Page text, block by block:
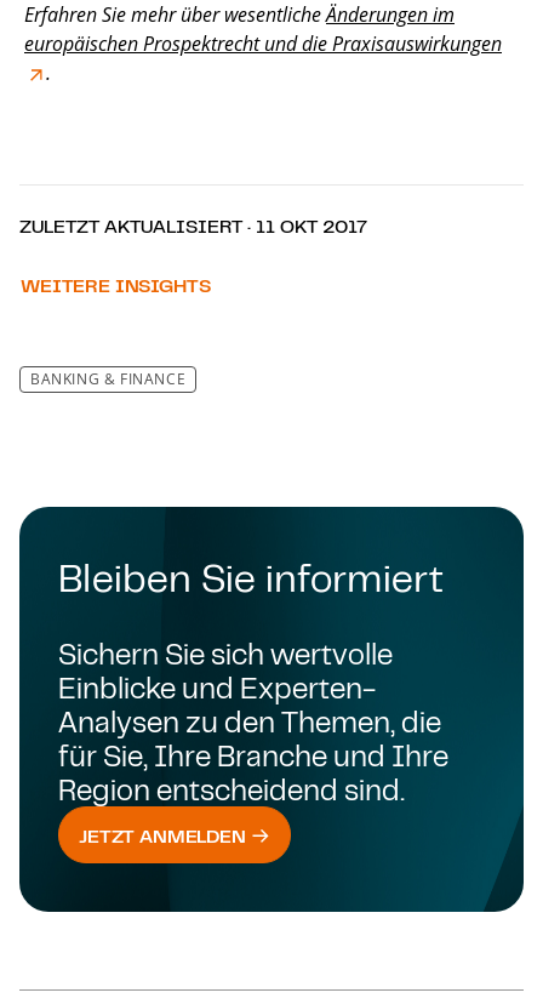
Erfahren Sie mehr über wesentlicheÄnderungen im
europäischen Prospektrecht und die Praxisauswirkungen
.
ZULETZT AKTUALISIERT · 11 OKT 2017
WEITERE INSIGHTS
BANKING & FINANCE
Bleiben Sie informiert
Sichern Sie sich wertvolle
Einblicke und Experten-
Analysen zu den Themen, die
für Sie, Ihre Branche und Ihre
Region entscheidend sind.
JETZT ANMELDEN